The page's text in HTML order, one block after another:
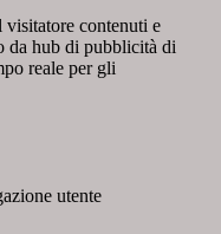
visitatore contenuti e
da hub di pubblicità di
reale per gli
utente